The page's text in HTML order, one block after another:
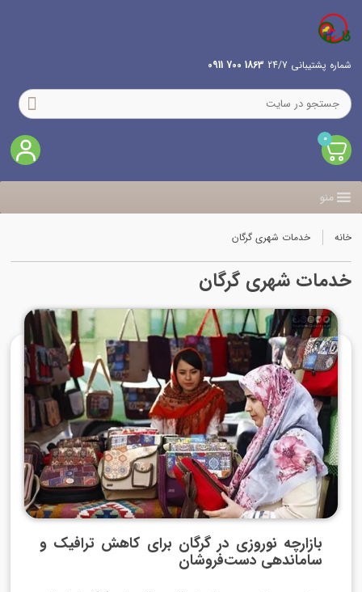
شماره پشتیبانی 24/7 1863 700 0911
0
منو
خانه خدمات شهری گرگان
خدمات شهری گرگان
بازارچه نوروزی در گرگان برای کاهش ترافیک و
ساماندهی دست‌فروشان